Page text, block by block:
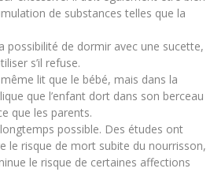
de substances telles que la
possibilité de dormir avec une sucette,
s’il refuse.
lit que le bébé, mais dans la
que l’enfant dort dans son berceau
que les parents.
possible. Des études ont
le risque de mort subite du nourrisson,
le risque de certaines affections